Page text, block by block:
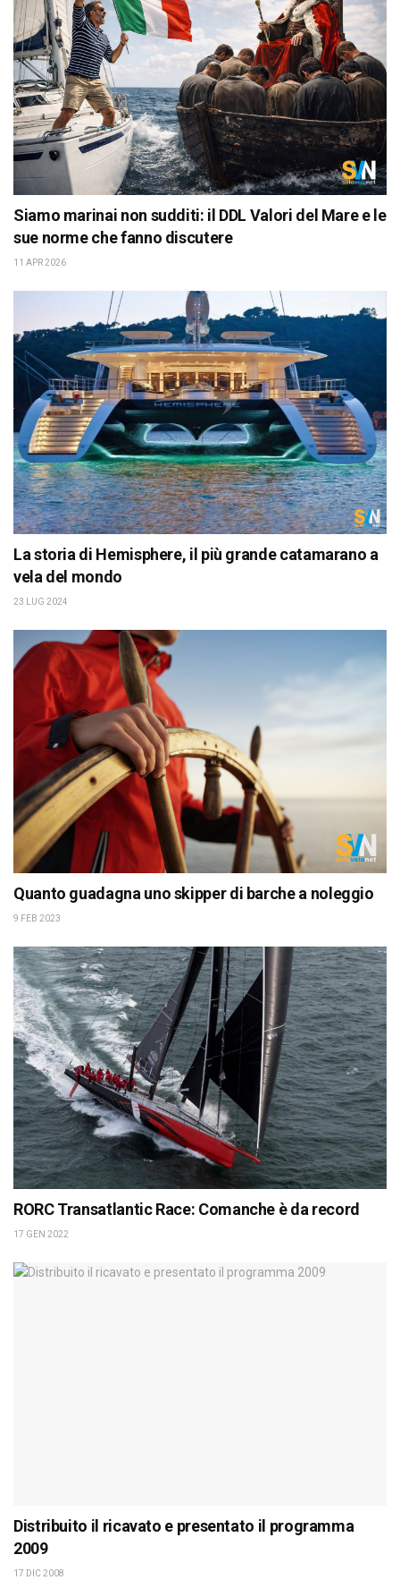
Siamo marinai non sudditi: il DDL Valori del Mare e le
sue norme che fanno discutere
11 APR 2026
La storia di Hemisphere, il più grande catamarano a
vela del mondo
23 LUG 2024
Quanto guadagna uno skipper di barche a noleggio
9 FEB 2023
RORC Transatlantic Race: Comanche è da record
17 GEN 2022
Distribuito il ricavato e presentato il programma
2009
17 DIC 2008